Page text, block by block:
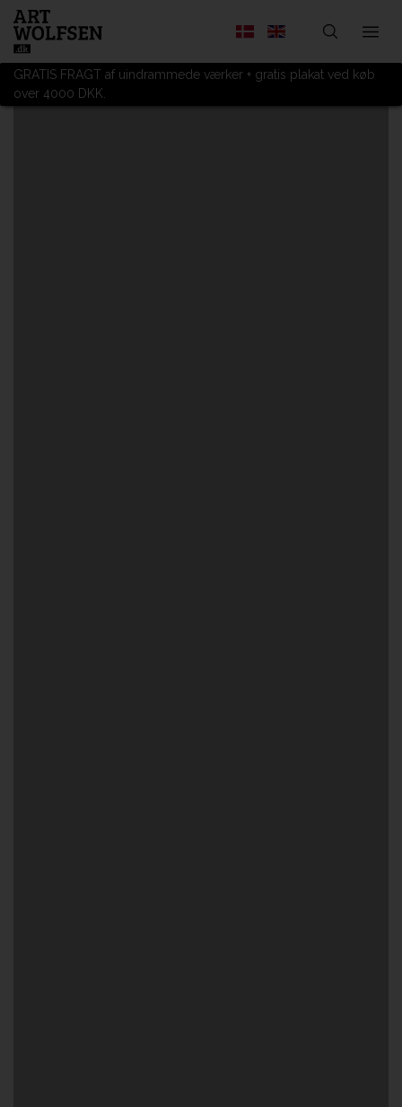
GRATIS FRAGT af uindrammede værker + gratis plakat ved køb
over 4000 DKK.